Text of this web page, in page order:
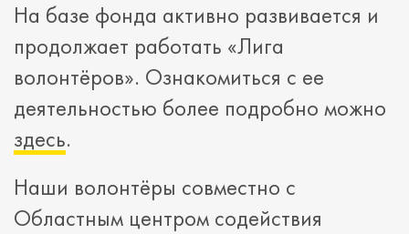
На базе фонда активно развивается и
продолжает работать «Лига
волонтёров». Ознакомиться с ее
деятельностью более подробно можно
здесь.
Наши волонтёры совместно с
Областным центром содействия